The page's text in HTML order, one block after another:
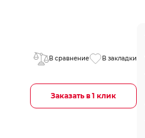
В сравнение В закладки
Заказать в 1 клик